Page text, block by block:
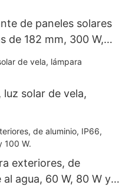
de paneles solares
de 182 mm, 300 W,
económicos.
solar de vela,
exteriores, de
agua, 60 W, 80 W y